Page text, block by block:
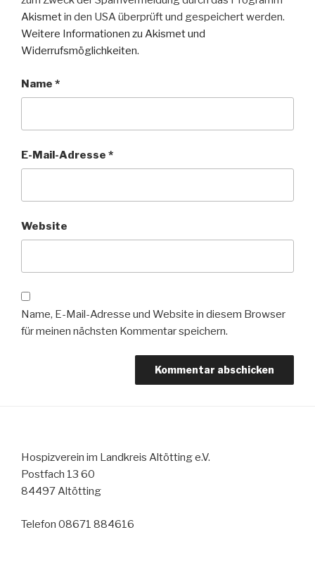
Akismetin den USA überprüft und gespeichert werden.
Weitere Informationen zu Akismet und
Widerrufsmöglichkeiten.
Name *
E-Mail-Adresse *
Website
Name, E-Mail-Adresse und Website in diesem Browser
für meinen nächsten Kommentar speichern.
Hospizverein im Landkreis Altötting e.V.
Postfach 13 60
84497 Altötting
Telefon 08671 884616